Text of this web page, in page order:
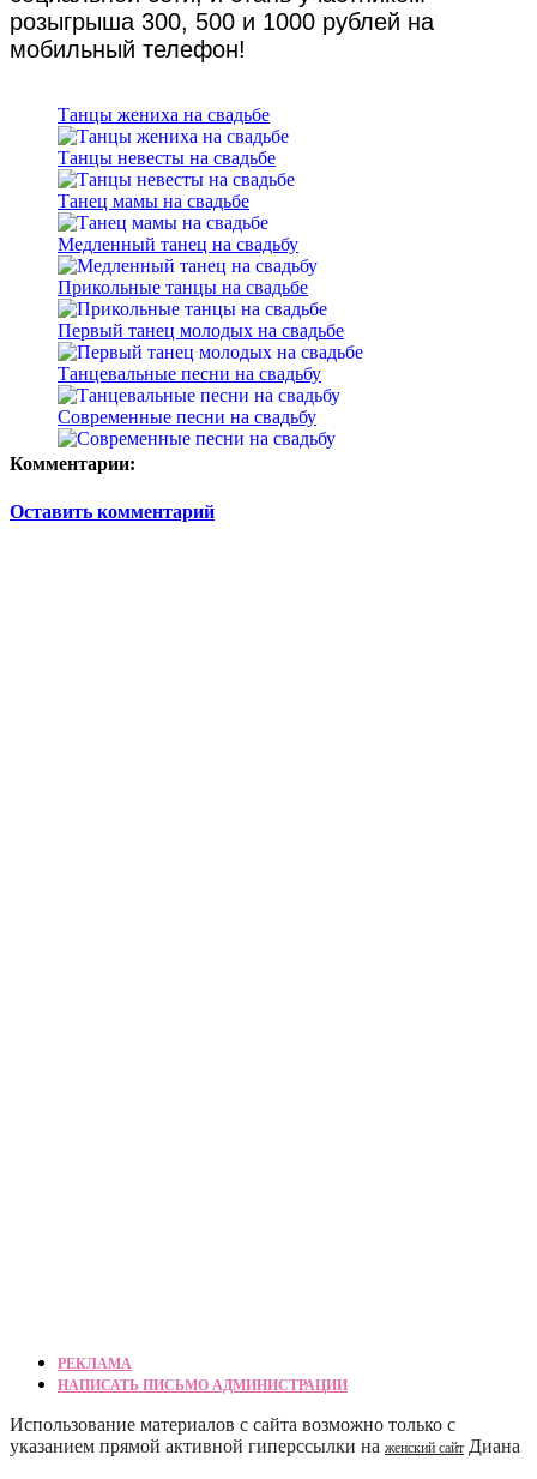
розыгрыша 300, 500 и 1000 рублей на
мобильный телефон!
Танцы жениха на свадьбе
Танцы невесты на свадьбе
Танец мамы на свадьбе
Медленный танец на свадьбу
Прикольные танцы на свадьбе
Первый танец молодых на свадьбе
Танцевальные песни на свадьбу
Современные песни на свадьбу
Комментарии:
Оставить комментарий
РЕКЛАМА
НАПИСАТЬ ПИСЬМО АДМИНИСТРАЦИИ
Использование материалов с сайта возможно только с
указанием прямой активной гиперссылки на женский сайт Диана